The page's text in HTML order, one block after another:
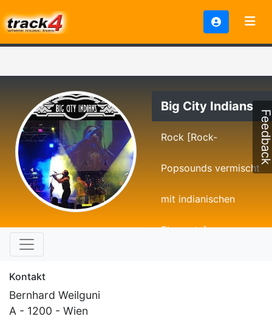
Big City Indians
Rock [Rock-
Popsounds vermischt
mit indianischen
Elemente]
Kontakt
Bernhard Weilguni
A - 1200 - Wien